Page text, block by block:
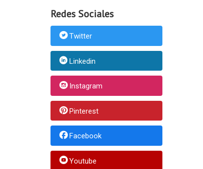
Redes Sociales
Twitter
Linkedin
Instagram
Pinterest
Facebook
Youtube